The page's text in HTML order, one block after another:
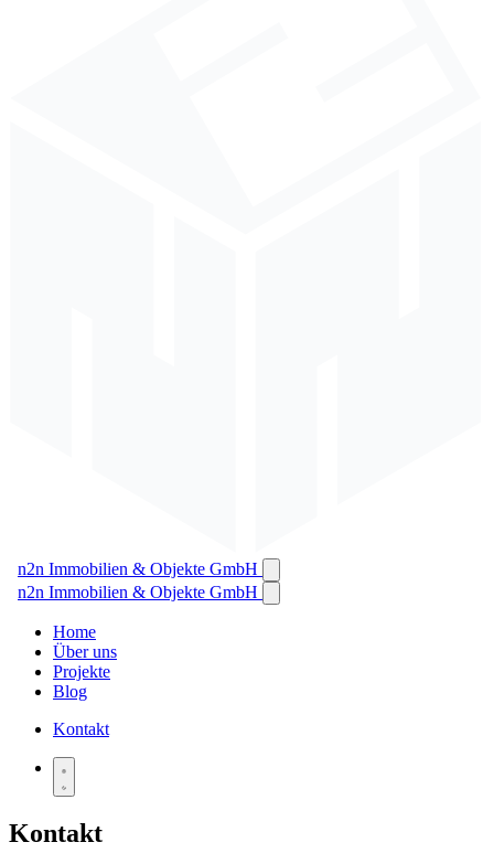
n2n Immobilien & Objekte GmbH
n2n Immobilien & Objekte GmbH
Home
Über uns
Projekte
Blog
Kontakt
Kontakt